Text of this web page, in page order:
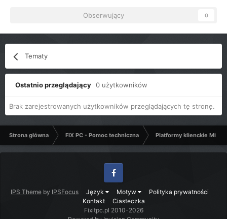
Obserwujący 0
Tematy
Ostatnio przeglądający 0 użytkowników
Brak zarejestrowanych użytkowników przeglądających tę stronę.
Strona główna FIX PC - Pomoc techniczna Platformy klienckie
IPS Theme by IPSFocus Język Motyw
Polityka prywatności
Kontakt
Ciasteczka
Facebook
Fixitpc.pl 2010-2026